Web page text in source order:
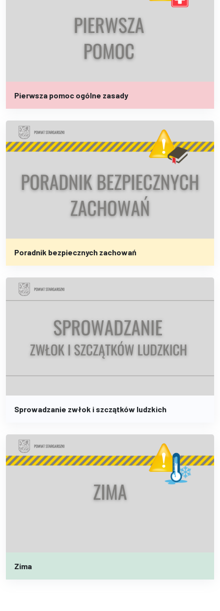
Pierwsza pomoc ogólne zasady
Poradnik bezpiecznych zachowań
Sprowadzanie zwłok i szczątków ludzkich
Zima